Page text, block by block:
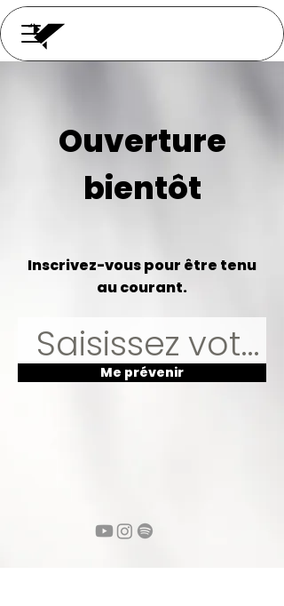
Ouverture
bientôt
Inscrivez-vous pour être tenu
au courant.
Me prévenir